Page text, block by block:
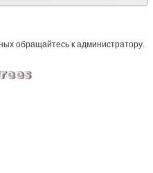
обращайтесь к администратору.